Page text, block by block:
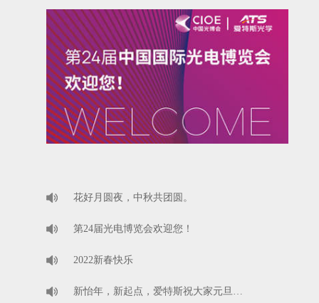
花好月圆夜，中秋共团圆。
第24届光电博览会欢迎您！
2022新春快乐
新怡年，新起点，爱特斯祝大家元旦…